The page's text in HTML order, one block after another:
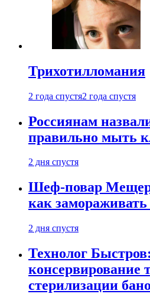
Трихотилломания
2 года спустя2 года спустя
Россиянам
правильно мыть
2 дня спустя
Шеф-повар
как
2 дня спустя
Технолог
консервирование
стерилизации